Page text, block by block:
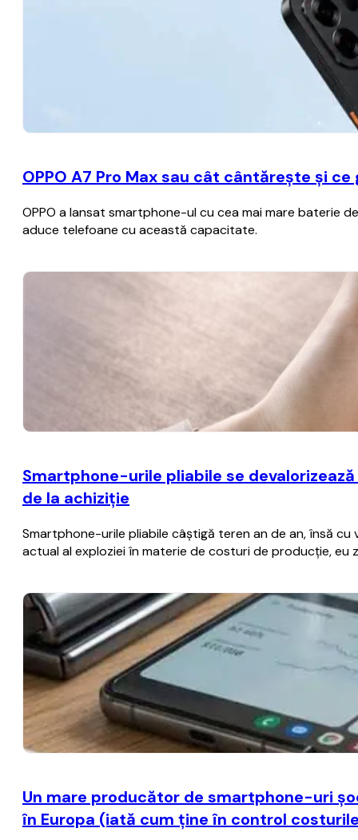
OPPO A7 Pro Max sau cât cântărește și
OPPO a lansat smartphone-ul cu cea mai mare baterie
aduce telefoane cu această capacitate.
Smartphone-urile pliabile se
de la achiziţie
Smartphone-urile pliabile câştigă teren an de an, însă
actual al exploziei în materie de costuri de producţie,
Un mare producător de smartphone-uri
în Europa (iată cum ţine în control